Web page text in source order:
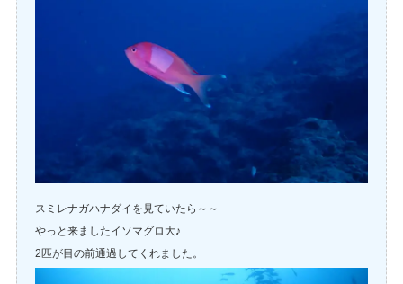
スミレナガハナダイを見ていたら～～
やっと来ましたイソマグロ大♪
2匹が目の前通過してくれました。